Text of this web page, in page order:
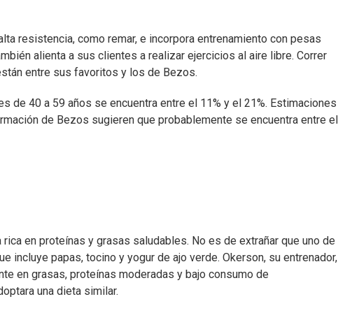
resistencia, como remar, e incorpora entrenamiento con pesas
alienta a sus clientes a realizar ejercicios al aire libre. Correr
entre sus favoritos y los de Bezos.
de 40 a 59 años se encuentra entre el 11% y el 21%. Estimaciones
de Bezos sugieren que probablemente se encuentra entre el
en proteínas y grasas saludables. No es de extrañar que uno de
incluye papas, tocino y yogur de ajo verde. Okerson, su entrenador,
en grasas, proteínas moderadas y bajo consumo de
una dieta similar.